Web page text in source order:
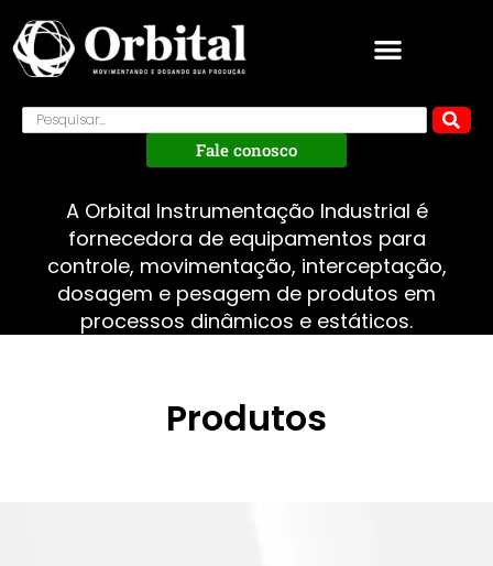
Fale conosco
A Orbital Instrumentação Industrial é
fornecedora de equipamentos para
controle, movimentação, interceptação,
dosagem e pesagem de produtos em
processos dinâmicos e estáticos.
Produtos